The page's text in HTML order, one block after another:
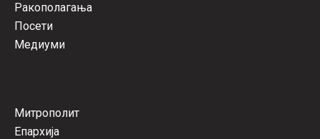
Ракополагања
Посети
Медиуми
Митрополит
Епархија